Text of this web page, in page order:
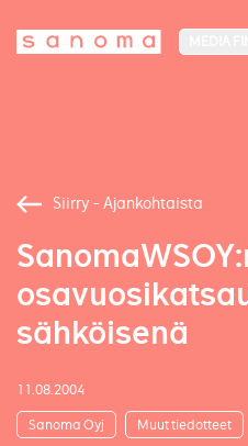
Siirry - Ajankohtaista
sähköisenä
11.08.2004
Sanoma Oyj Muut tiedotteet